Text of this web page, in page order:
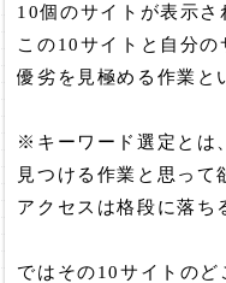
10個のサイトが表示さ
この10サイトと自分の
優劣を見極める作業と
※キーワード選定とは
見つける作業と思って
アクセスは格段に落ち
ではその10サイトのど